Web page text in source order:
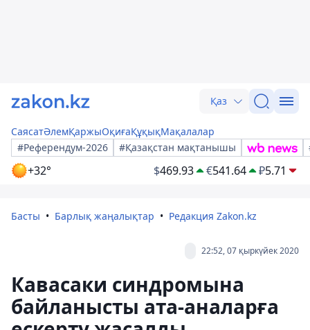
Қаз
СаясатӘлемҚаржыОқиғаҚұқықМақалалар
#Референдум-2026
#Қазақстан мақтанышы
+32° $469.93 €541.64 ₽5.71
Басты Барлық жаңалықтар Редакция Zakon.kz
22:52, 07 қыркүйек 2020
Кавасаки синдромына
байланысты ата-аналарға